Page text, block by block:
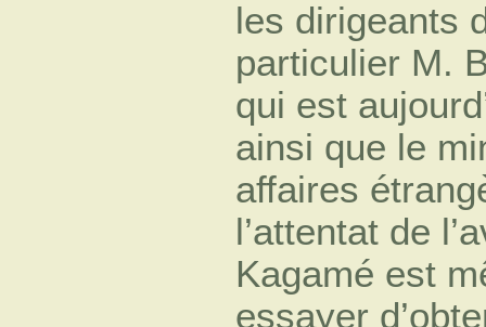
les dirigeants
particulier M.
qui est
ainsi que le
affaires
l’attentat de
Kagamé est
essayer